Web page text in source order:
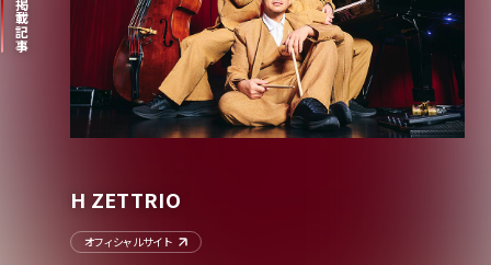
掲載記事
H ZETTRIO
オフィシャルサイト